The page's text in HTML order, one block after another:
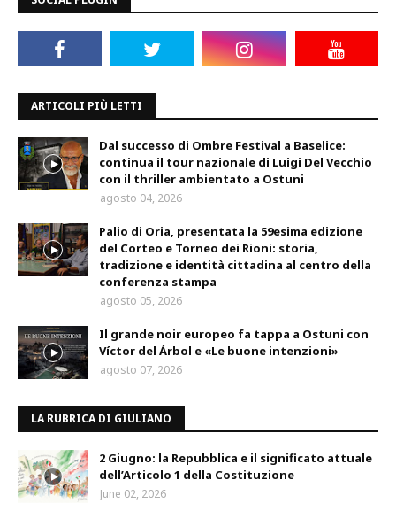
ARTICOLI PIÙ LETTI
Dal successo di Ombre Festival a Baselice:
continua il tour nazionale di Luigi Del Vecchio
con il thriller ambientato a Ostuni
agosto 04, 2026
Palio di Oria, presentata la 59esima edizione
del Corteo e Torneo dei Rioni: storia,
tradizione e identità cittadina al centro della
conferenza stampa
agosto 05, 2026
Il grande noir europeo fa tappa a Ostuni con
Víctor del Árbol e «Le buone intenzioni»
agosto 07, 2026
LA RUBRICA DI GIULIANO
2 Giugno: la Repubblica e il significato attuale
dell’Articolo 1 della Costituzione
June 02, 2026